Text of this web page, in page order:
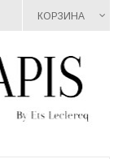
КОРЗИНА